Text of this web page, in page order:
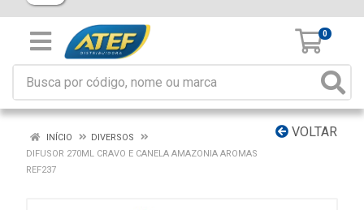
0
VOLTAR
INÍCIO
DIVERSOS
DIFUSOR 270ML CRAVO E CANELA AMAZONIA AROMAS
REF237